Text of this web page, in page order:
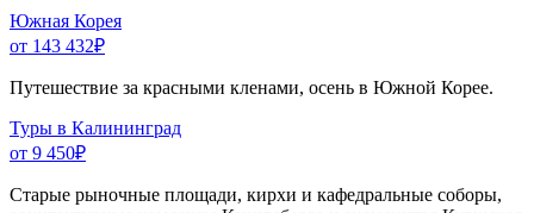
Южная Корея
от 143 432₽
Путешествие за красными кленами, осень в Южной Корее.
Туры в Калининград
от 9 450₽
Старые рыночные площади, кирхи и кафедральные соборы,